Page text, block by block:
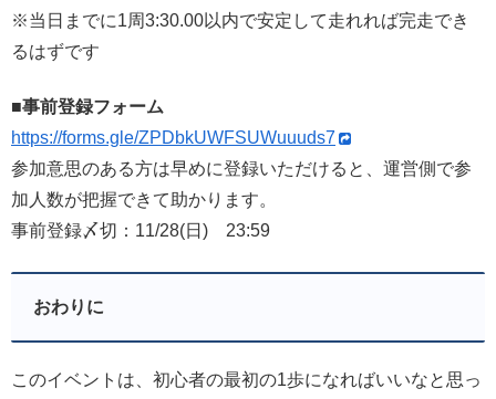
※当日までに1周3:30.00以内で安定して走れれば完走でき
るはずです
■事前登録フォーム
https://forms.gle/ZPDbkUWFSUWuuuds7
参加意思のある方は早めに登録いただけると、運営側で参
加人数が把握できて助かります。
事前登録〆切：11/28(日) 23:59
おわりに
このイベントは、初心者の最初の1歩になればいいなと思っ